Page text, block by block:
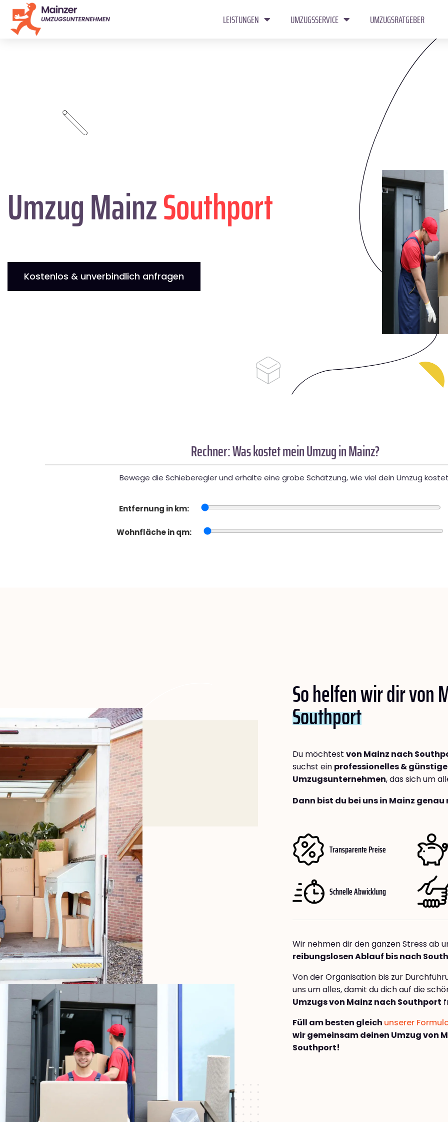
LEISTUNGEN UMZUGSSERVICE UMZUGSRATGEBER
Umzug MainzSouthport
Kostenlos & unverbindlich anfragen
Rechner: Was kostet mein Umzug in Mainz?
Bewege die Schieberegler und erhalte eine grobe Schätzung, wie viel dein Umzug
Entfernung in km:
Wohnfläche in qm:
So helfen wir dir von
Southport
Du möchtest von Mainz nach
suchst ein professionelles &
Umzugsunternehmen, das sich um
Dann bist du bei uns in Mainz
Transparente Preise
Schnelle Abwicklung
Wir nehmen dir den ganzen Stress ab
reibungslosen Ablauf bis nach
Von der Organisation bis zur
uns um alles, damit du dich auf die
Umzugs von Mainz nach Southport
Füll am besten gleich unserer
wir gemeinsam deinen Umzug von
Southport!